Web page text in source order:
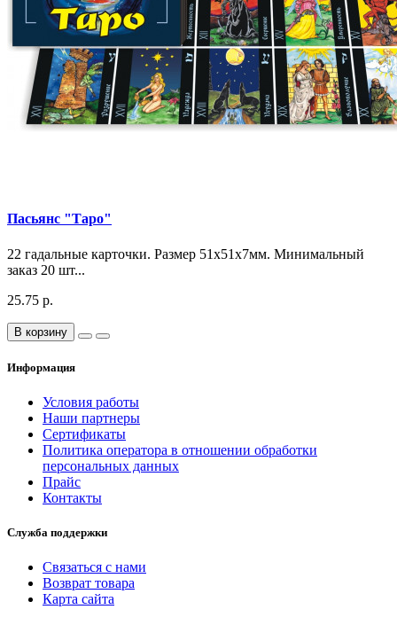
Пасьянс "Таро"
22 гадальные карточки. Размер 51х51х7мм. Минимальный
заказ 20 шт...
25.75 р.
В корзину
Информация
Условия работы
Наши партнеры
Сертификаты
Политика оператора в отношении обработки
персональных данных
Прайс
Контакты
Служба поддержки
Связаться с нами
Возврат товара
Карта сайта